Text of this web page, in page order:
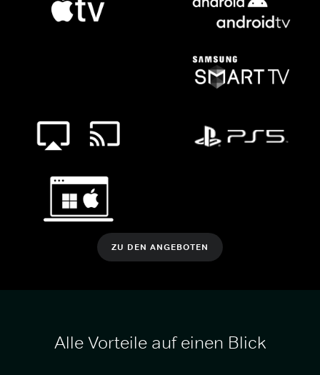
ZU DEN ANGEBOTEN
Alle Vorteile auf einen Blick